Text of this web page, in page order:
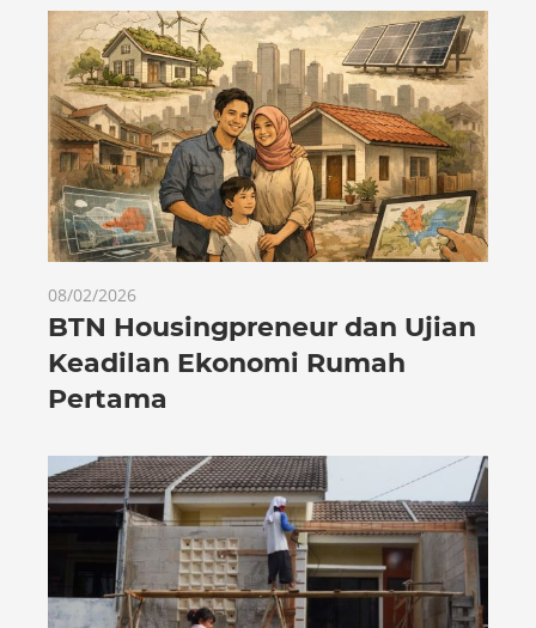
08/02/2026
BTN Housingpreneur dan Ujian
Keadilan Ekonomi Rumah
Pertama